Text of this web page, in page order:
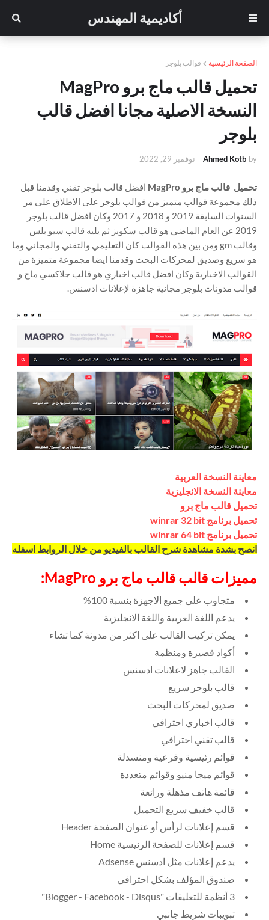
أكاديمية المهندس
الصفحة الرئيسية قوالب بلوجر
تحميل قالب ماج برو MagPro
النسخة الاصلية مجانا افضل قالب
بلوجر
by
Ahmed Kotb
- نوفمبر 29, 2022
تحميل قالب ماج برو MagPro
افضل قالب بلوجر تقني وقدمنا قبل
ذلك مجموعة قوالب متميز من قوالب بلوجر على الاطلاق على مر
السنوات السابقة 2019 و 2018 و 2017 وكان افضل قالب بلوجر
2019 عن العام الماضي هو قالب سكويز ثم يليه قالب سيو بلس
وقالب gm ومن بين هذه القوالب كان التعليمي والتقني والمجاني وما
هو سريع وصديق لمحركات البحث وقدمنا ايضا مجموعة متميزة من
القوالب الاخبارية وكان افضل قالب اخباري هو قالب جلاكسي ماج و
قوالب مدونات بلوجر مجانية جاهزة لإعلانات ادسنس.
معاينة النسخة العربية
معاينة النسخة الانجليزية
تحميل قالب ماج برو
تحميل برنامج winrar 32 bit
تحميل برنامج winrar 64 bit
انصح بشدة مشاهدة شرح القالب بالفيديو من خلال الروابط اسفله
مميزات قالب قالب ماج برو MagPro :
متجاوب على جميع الاجهزة بنسبة 100%
يدعم اللغة العربية واللغة الانجليزية
يمكن تركيب القالب على اكثر من مدونة كما تشاء
أكواد قصيرة ومنظمة
القالب جاهز لاعلانات ادسنس
قالب بلوجر سريع
صديق لمحركات البحث
قالب اخباري احترافي
قالب تقني احترافي
قوائم رئيسية وفرعية ومنسدلة
قوائم ميجا منيو وقوائم متعددة
قائمة هاتف مذهلة ورائعة
قالب خفيف سريع التحميل
قسم إعلانات لرأس أو عنوان الصفحة Header
قسم إعلانات للصفحة الرئيسية Home
يدعم إعلانات مثل ادسنس Adsense
صندوق المؤلف بشكل احترافي
3 أنظمة للتعليقات "Blogger - Facebook - Disqus"
تبويبات شريط جانبي